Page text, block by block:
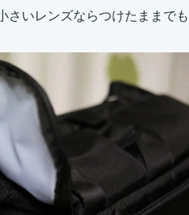
さいレンズならつけたままでも